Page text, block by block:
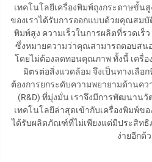
เทคโนโลยีเครื่องพิมพ์ถุงกระดาษขั้น
ของเราได้รับการออกแบบด้วยคุณสม
พิมพ์สูง ความเร็วในการผลิตที่รวดเร็
ซึ่งหมายความว่าคุณสามารถตอบสน
โดยไม่ต้องลดทอนคุณภาพ ทั้งนี้ เครื่อ
มิตรต่อสิ่งแวดล้อม จึงเป็นทางเลือ
ต้องการยกระดับความพยายามด้านค
(R&D) ที่มุ่งมั่น เราจึงมีการพัฒนานวั
เทคโนโลยีล่าสุดเข้ากับเครื่องพิมพ์ขอ
ได้รับผลิตภัณฑ์ที่ไม่เพียงแต่มีประสิทธิ
ง่ายอีกด้